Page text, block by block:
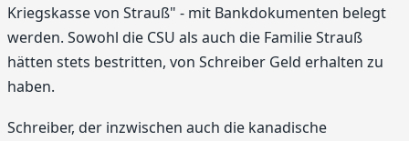
Kriegskasse von Strauß" - mit Bankdokumenten belegt
werden. Sowohl die CSU als auch die Familie Strauß
hätten stets bestritten, von Schreiber Geld erhalten zu
haben.
Schreiber, der inzwischen auch die kanadische